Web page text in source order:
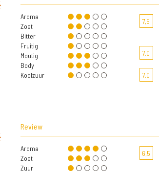
Aroma
Zoet
Bitter
Fruitig
Moutig
Body
Koolzuur
7,5
7,0
7,0
Review
Aroma
Zoet
Zuur
6,5